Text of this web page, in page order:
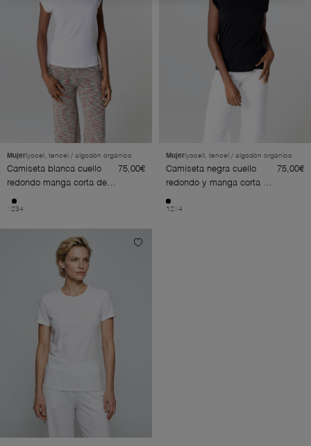
Mujer lyocel, tencel / algodón orgánico
Camiseta blanca cuello
redondo manga corta de
lyocel/tencel/algodón
orgánico
75,00€
234
Mujer lyocell, tencel / algodón orgánico
Camiseta negra cuello
redondo y manga corta de
lyocel/tencel/algodón
orgánico
75,00€
1 2 4